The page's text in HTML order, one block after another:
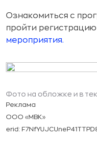
Ознакомиться с
пройти
мероприятия.
Фото на обложке и в
Реклама
ООО «МВК»
erid: